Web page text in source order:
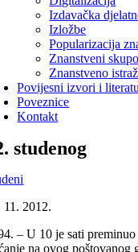
Izdavačka
Izložbe
Popularizacija
Znanstveni
Znanstveno
Povijesni izvori i
Poveznice
Kontakt
studenog
11. 2012.
– U 10 je sati
na ovog